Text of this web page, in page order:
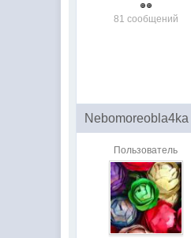
81 сообщений
Nebomoreobla4ka
Пользователь